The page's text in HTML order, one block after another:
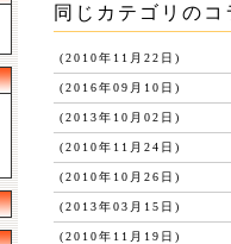
同じカテゴリのコ
(2010年11月22日)
(2016年09月10日)
(2013年10月02日)
(2010年11月24日)
(2010年10月26日)
(2013年03月15日)
(2010年11月19日)